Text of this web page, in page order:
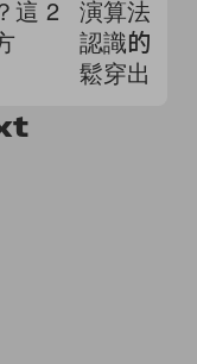
這 2
演算法都
認識的 7
鬆穿出鬆